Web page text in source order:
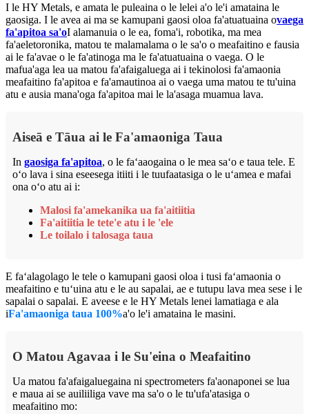
I le HY Metals, e amata le puleaina o le lelei a'o le'i amataina le
gaosiga. I le avea ai ma se kamupani gaosi oloa fa'atuatuaina ovaega
fa'apitoa sa'oI alamanuia o le ea, foma'i, robotika, ma mea
fa'aeletoronika, matou te malamalama o le sa'o o meafaitino e fausia
ai le fa'avae o le fa'atinoga ma le fa'atuatuaina o vaega. O le
mafua'aga lea ua matou fa'afaigaluega ai i tekinolosi fa'amaonia
meafaitino fa'apitoa e fa'amautinoa ai o vaega uma matou te tu'uina
atu e ausia mana'oga fa'apitoa mai le la'asaga muamua lava.
Aiseā e Tāua ai le Fa'amaoniga Taua
In gaosiga fa'apitoa, o le faʻaaogaina o le mea saʻo e taua tele. E
oʻo lava i sina eseesega itiiti i le tuufaatasiga o le uʻamea e mafai
ona oʻo atu ai i:
Malosi fa'amekanika ua fa'aitiitia
Fa'aitiitia le tete'e atu i le 'ele
Le toilalo i talosaga taua
E faʻalagolago le tele o kamupani gaosi oloa i tusi faʻamaonia o
meafaitino e tuʻuina atu e le au sapalai, ae e tutupu lava mea sese i le
sapalai o sapalai. E aveese e le HY Metals lenei lamatiaga e ala
iFa'amaoniga taua 100%a'o le'i amataina le masini.
O Matou Agavaa i le Su'eina o Meafaitino
Ua matou fa'afaigaluegaina ni spectrometers fa'aonaponei se lua
e maua ai se auiliiliga vave ma sa'o o le tu'ufa'atasiga o
meafaitino mo: